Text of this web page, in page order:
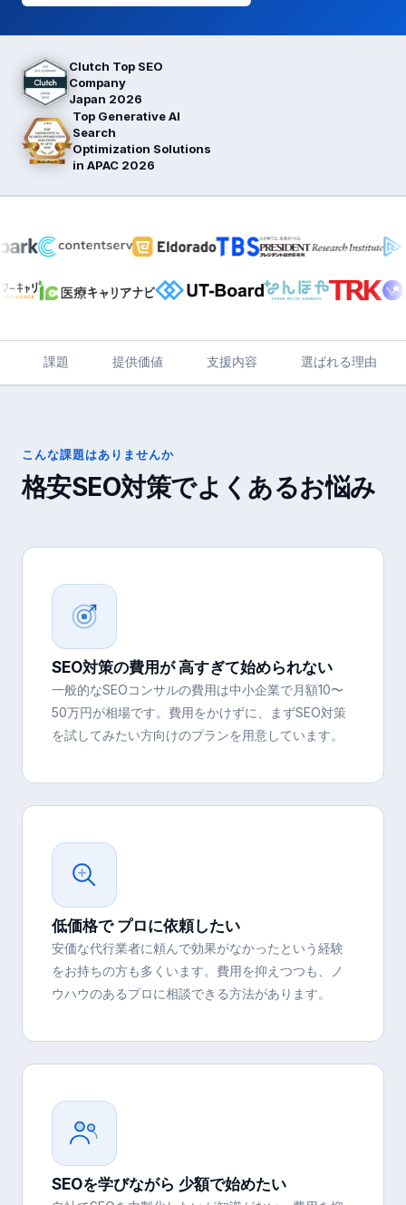
Clutch Top SEO
Company
Japan 2026
Top Generative AI
Search
Optimization Solutions
in APAC 2026
課題 提供価値 支援内容 選ばれる理由
こんな課題はありませんか
格安SEO対策でよくあるお悩み
SEO対策の費用が 高すぎて始められない
一般的なSEOコンサルの費用は中小企業で月額10〜
50万円が相場です。費用をかけずに、まずSEO対策
を試してみたい方向けのプランを用意しています。
低価格で プロに依頼したい
安価な代行業者に頼んで効果がなかったという経験
をお持ちの方も多くいます。費用を抑えつつも、ノ
ウハウのあるプロに相談できる方法があります。
SEOを学びながら 少額で始めたい